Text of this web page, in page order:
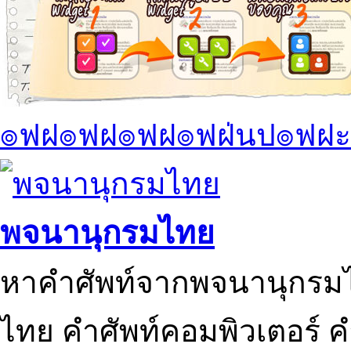
๏ฟฝ๏ฟฝ๏ฟฝ๏ฟฝ่นป๏ฟฝ
พจนานุกรมไทย
หาคำศัพท์จากพจนานุกรม
ไทย คำศัพท์คอมพิวเตอร์